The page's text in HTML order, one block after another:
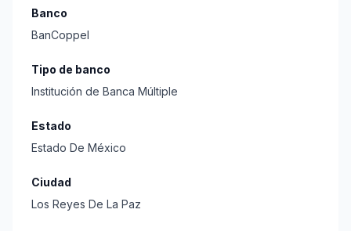
Banco
BanCoppel
Tipo de banco
Institución de Banca Múltiple
Estado
Estado De México
Ciudad
Los Reyes De La Paz